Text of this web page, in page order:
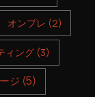
オンプレ (2)
ィング(3)
ジ (5)